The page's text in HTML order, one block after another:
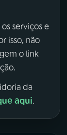
serviços e
isso, não
o link
da
aqui.